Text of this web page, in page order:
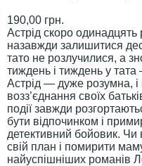
190,00 грн.
Астрід скоро одинадцять
назавжди залишитися
тато не розлучилися, а
тиждень і тиждень у
Астрід — дуже розумна,
возз’єднання своїх
події завжди
бути відпочинком і
детективний бойовик. Чи
свій план і помирити
найуспішніших романів